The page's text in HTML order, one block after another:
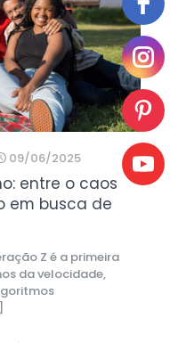
09/06/2025
entre o caos
em busca de
Z é a primeira
da velocidade,